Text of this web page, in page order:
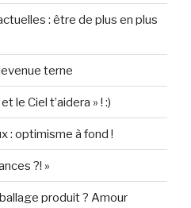
: être de plus en plus
terne
le Ciel t’aidera » ! :)
: optimisme à fond !
?! »
produit ? Amour